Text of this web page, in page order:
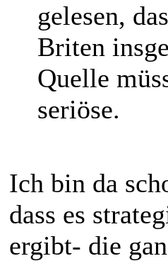
gelesen,
Briten
Quelle
seriöse.
Ich bin da
dass es
ergibt- die